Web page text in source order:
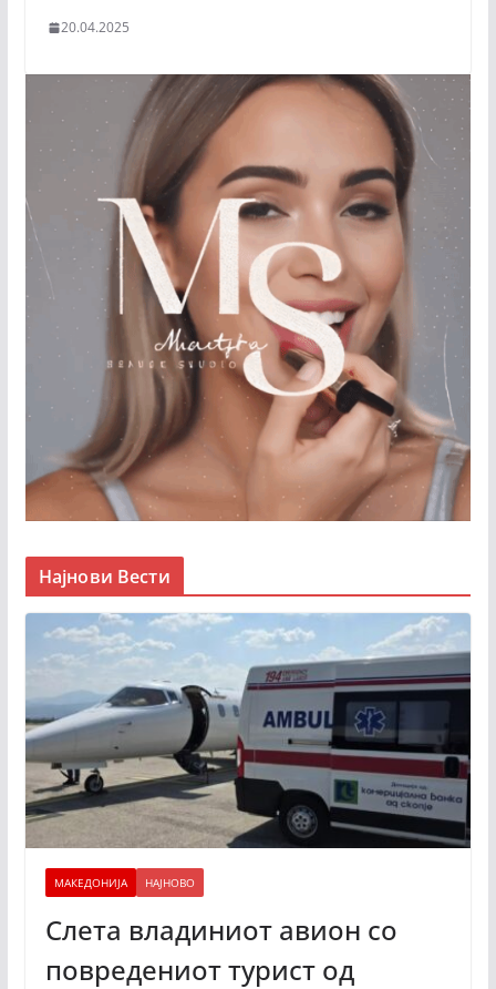
20.04.2025
Најнови Вести
МАКЕДОНИЈА НАЈНОВО
Слета владиниот авион со
повредениот турист од